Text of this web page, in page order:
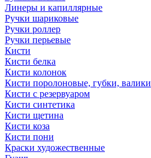
Линеры и капиллярные
Ручки шариковые
Ручки роллер
Ручки перьевые
Кисти
Кисти белка
Кисти колонок
Кисти поролоновые, губки, валики
Кисти с резервуаром
Кисти синтетика
Кисти щетина
Кисти коза
Кисти пони
Краски художественные